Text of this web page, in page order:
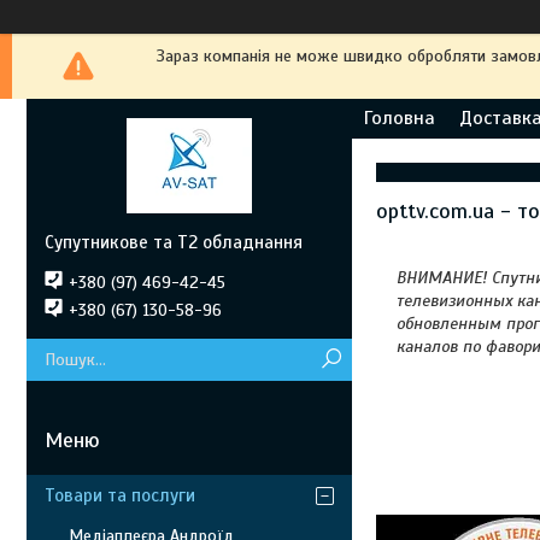
Зараз компанія не може швидко обробляти
Головна
opttv.com.ua -
ВНИМАНИЕ!
телевизионных
обновленным
каналов по
Супутникове та Т2 обладнання
+380 (97) 469-42-45
+380 (67) 130-58-96
Товари та послуги
Медіаплеєра Андроїд